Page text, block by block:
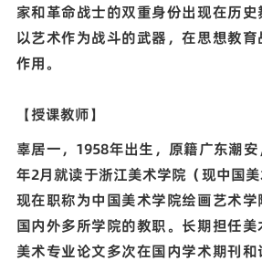
家和革命战士的双重身份出现在历
以艺术作为战斗的武器，在思想教
作用。
【授课教师】
辜居一，1958年出生，原籍广东潮
年2月就读于浙江美术学院（现中国美
现在职称为中国美术学院绘画艺术
国内外多所学院的教职。长期担任
美术专业论文多次在国内学术期刊